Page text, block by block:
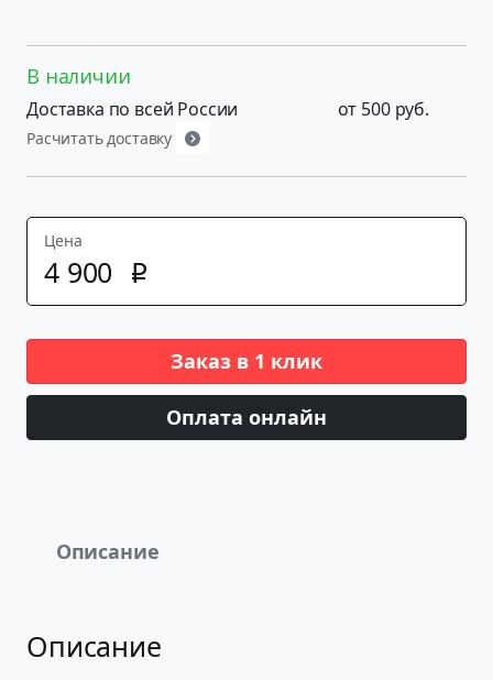
В наличии
Доставка по всей России
Расчитать доставку
от 500 руб.
Цена
4 900 p
Заказ в 1 клик
Оплата онлайн
Описание
Описание